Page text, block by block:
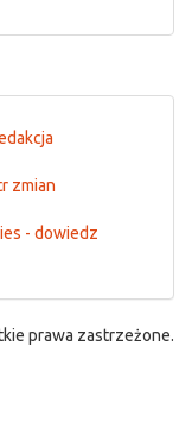
zmian
- dowiedz
prawa zastrzeżone.